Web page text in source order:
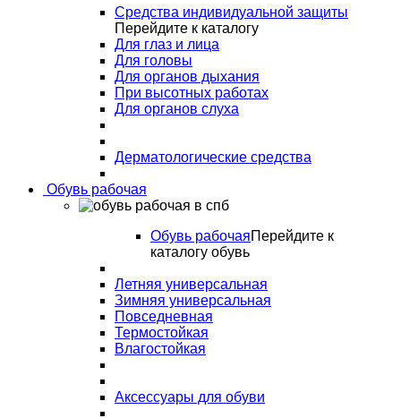
Средства индивидуальной защиты
Перейдите к каталогу
Для глаз и лица
Для головы
Для органов дыхания
При высотных работах
Для органов слуха
Дерматологические средства
Обувь рабочая
Обувь рабочаяПерейдите к
каталогу обувь
Летняя универсальная
Зимняя универсальная
Повседневная
Термостойкая
Влагостойкая
Аксессуары для обуви